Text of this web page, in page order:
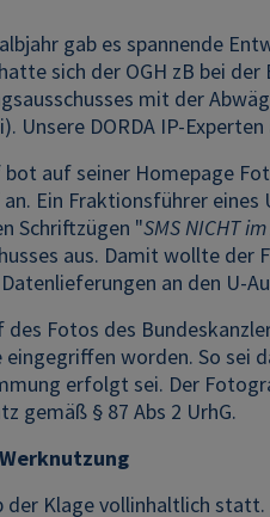
gab es spannende
sich der OGH zB bei
mit der
Unsere DORDA IP-
auf seiner Homepage
Ein Fraktionsführer eines
Schriftzügen "SMS NICHT
aus. Damit wollte
an den U-
des Fotos des
eingegriffen worden. So
erfolgt sei. Der
gemäß § 87 Abs 2 UrhG.
der Klage vollinhaltlich